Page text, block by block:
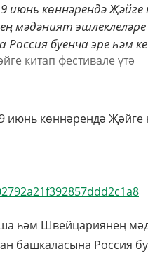
июнь көннәрендә
мәдәният
буенча эре һәм
июнь көннәрендә Җәйге
һәм Швейцариянең
башкаласына Россия